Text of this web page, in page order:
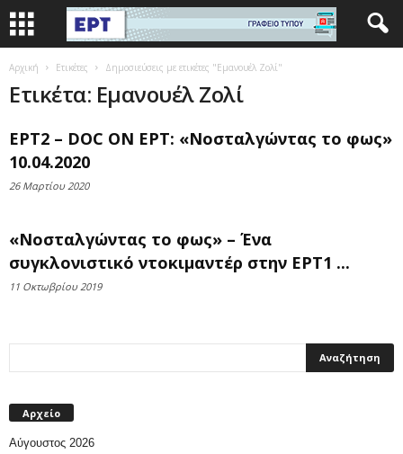
Αρχική Ετικέτες Δημοσιεύσεις με ετικέτες "Εμανουέλ Ζολί"
Ετικέτα: Εμανουέλ Ζολί
ΕΡΤ2 – DOC ON ΕΡΤ: «Νοσταλγώντας το φως»
10.04.2020
26 Μαρτίου 2020
«Νοσταλγώντας το φως» – Ένα
συγκλονιστικό ντοκιμαντέρ στην ΕΡΤ1 ...
11 Οκτωβρίου 2019
Αρχείο
Αύγουστος 2026